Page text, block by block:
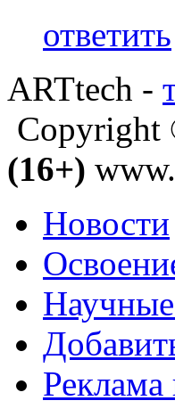
ответить
ARTtech -
Copyright
(16+)
Новости
Реклама